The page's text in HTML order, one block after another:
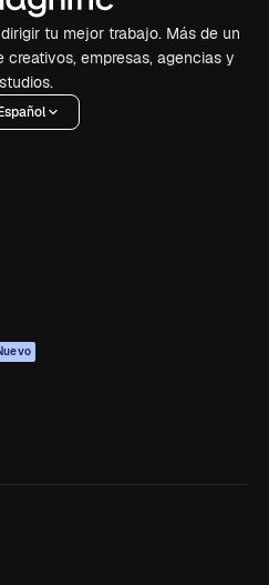
tu mejor trabajo. Más de un
empresas, agencias y